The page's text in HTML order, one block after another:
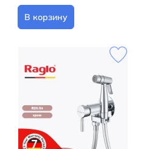
В корзину